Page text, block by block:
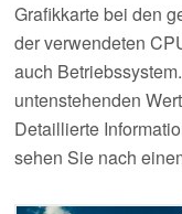
Grafikkarte bei den
der verwendeten
auch
untenstehenden
Detaillierte
sehen Sie nach